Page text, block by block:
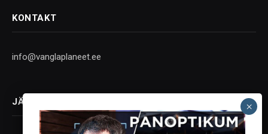
KONTAKT
info@vanglaplaneet.ee
JÄLGI SOTSIAALMEEDIAS